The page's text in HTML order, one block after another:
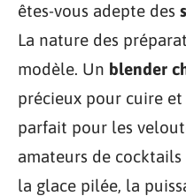
êtes-vous adepte des
La nature des
modèle. Un blender
précieux pour cuire
parfait pour les
amateurs de
la glace pilée, la